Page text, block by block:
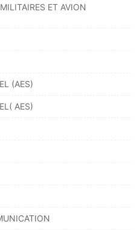
ET AVION
(AES)
AES)